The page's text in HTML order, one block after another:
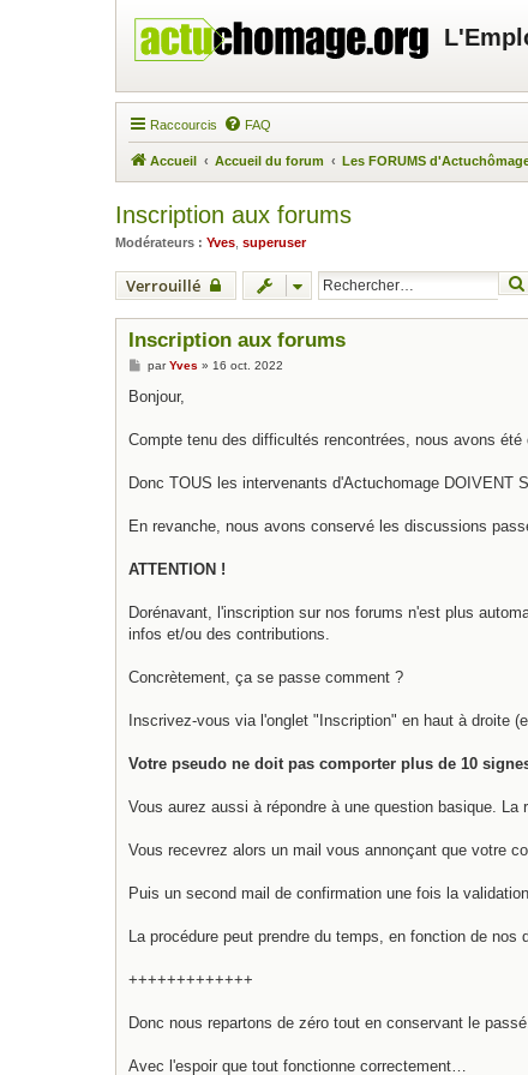
Raccourcis FAQ
Accueil Accueil du forum Les FORUMS
Inscription aux forums
Modérateurs : Yves superuser
Verrouillé
Inscription aux forums
M
s
g
parYves » 16 oct. 2022
Bonjour,
Compte tenu des difficultés rencontrées, nous avons été
Donc TOUS les intervenants d'Actuchomage DOIVENT
En revanche, nous avons conservé les discussions
ATTENTION !
Dorénavant, l'inscription sur nos forums n'est plus
infos et/ou des contributions.
Concrètement, ça se passe comment ?
Inscrivez-vous via l'onglet "Inscription" en haut à droite
Votre pseudo ne doit pas comporter plus de 10
Vous aurez aussi à répondre à une question basique.
Vous recevrez alors un mail vous annonçant que votre
Puis un second mail de confirmation une fois la
La procédure peut prendre du temps, en fonction de nos
+++++++++++++
Donc nous repartons de zéro tout en conservant le passé.
Avec l'espoir que tout fonctionne correctement…